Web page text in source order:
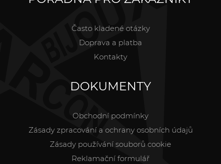
Často kladené otázky
Doprava a platba
Kontakty
DOKUMENTY
Obchodní podmínky
Zásady zpracování a ochrany osobních údajů
Zásady používání souborů cookie
Reklamační formulář